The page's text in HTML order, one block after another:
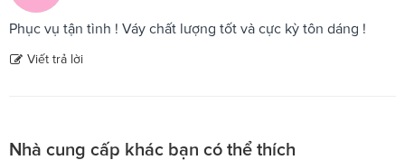
Phục vụ tận tình ! Váy chất lượng tốt và cực kỳ tôn dáng !
Viết trả lời
Nhà cung cấp khác bạn có thể thích